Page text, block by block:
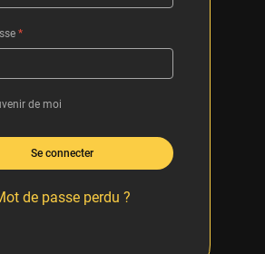
*
de moi
Se connecter
de passe perdu ?